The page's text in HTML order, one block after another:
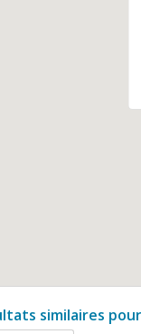
similaires